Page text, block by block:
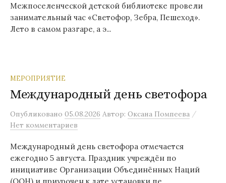
Межпоселенческой детской библиотеке провели
занимательный час «Светофор, Зебра, Пешеход».
Лето в самом разгаре, а э...
МЕРОПРИЯТИЕ
Международный день светофора
Опубликовано 05.08.2026 Автор: Оксана Помпеева /
Нет комментариев
Международный день светофора отмечается
ежегодно 5 августа. Праздник учреждён по
инициативе Организации Объединённых Наций